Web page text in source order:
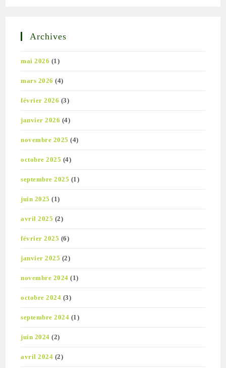
Archives
mai 2026 (1)
mars 2026 (4)
février 2026 (3)
janvier 2026 (4)
novembre 2025 (4)
octobre 2025 (4)
septembre 2025 (1)
juin 2025 (1)
avril 2025 (2)
février 2025 (6)
janvier 2025 (2)
novembre 2024 (1)
octobre 2024 (3)
septembre 2024 (1)
juin 2024 (2)
avril 2024 (2)